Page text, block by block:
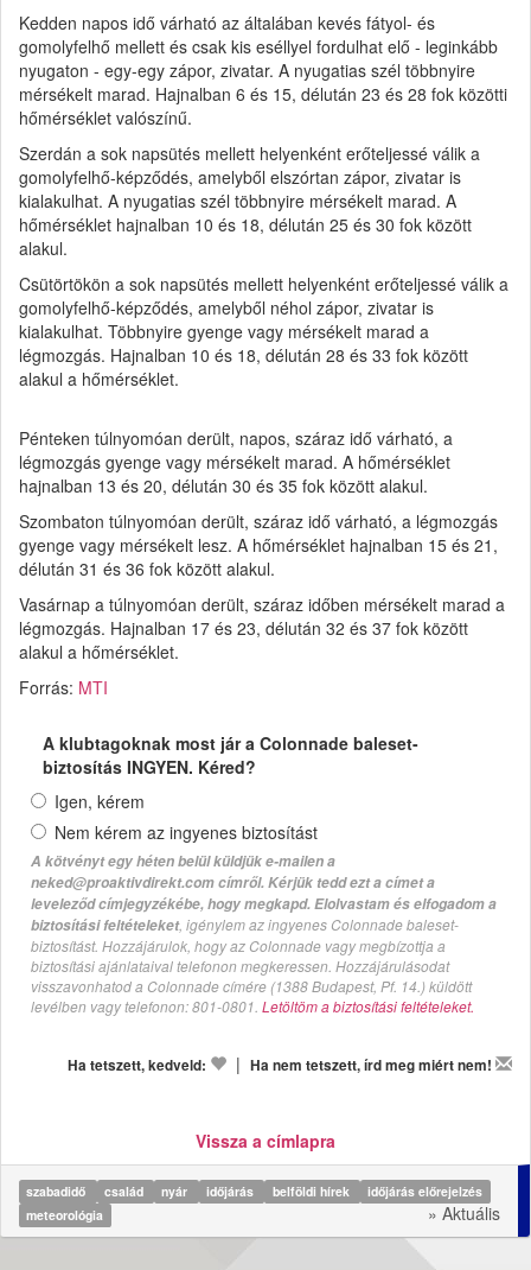
Kedden napos idő várható az általában kevés fátyol- és
gomolyfelhő mellett és csak kis eséllyel fordulhat elő - leginkább
nyugaton - egy-egy zápor, zivatar. A nyugatias szél többnyire
mérsékelt marad. Hajnalban 6 és 15, délután 23 és 28 fok közötti
hőmérséklet valószínű.
Szerdán a sok napsütés mellett helyenként erőteljessé válik a
gomolyfelhő-képződés, amelyből elszórtan zápor, zivatar is
kialakulhat. A nyugatias szél többnyire mérsékelt marad. A
hőmérséklet hajnalban 10 és 18, délután 25 és 30 fok között
alakul.
Csütörtökön a sok napsütés mellett helyenként erőteljessé válik a
gomolyfelhő-képződés, amelyből néhol zápor, zivatar is
kialakulhat. Többnyire gyenge vagy mérsékelt marad a
légmozgás. Hajnalban 10 és 18, délután 28 és 33 fok között
alakul a hőmérséklet.
Pénteken túlnyomóan derült, napos, száraz idő várható, a
légmozgás gyenge vagy mérsékelt marad. A hőmérséklet
hajnalban 13 és 20, délután 30 és 35 fok között alakul.
Szombaton túlnyomóan derült, száraz idő várható, a légmozgás
gyenge vagy mérsékelt lesz. A hőmérséklet hajnalban 15 és 21,
délután 31 és 36 fok között alakul.
Vasárnap a túlnyomóan derült, száraz időben mérsékelt marad a
légmozgás. Hajnalban 17 és 23, délután 32 és 37 fok között
alakul a hőmérséklet.
Forrás: MTI
A klubtagoknak most jár a Colonnade baleset-
biztosítás INGYEN. Kéred?
Igen, kérem
Nem kérem az ingyenes biztosítást
A kötvényt egy héten belül küldjük e-mailen a
neked@proaktivdirekt.com címről. Kérjük tedd ezt a címet a
leveleződ címjegyzékébe, hogy megkapd. Elolvastam és elfogadom a
biztosítási feltételeket, igénylem az ingyenes Colonnade baleset-
biztosítást. Hozzájárulok, hogy az Colonnade vagy megbízottja a
biztosítási ajánlataival telefonon megkeressen. Hozzájárulásodat
visszavonhatod a Colonnade címére (1388 Budapest, Pf. 14.) küldött
levélben vagy telefonon: 801-0801. Letöltöm a biztosítási feltételeket.
Ha tetszett, kedveld: | Ha nem tetszett, írd meg miért nem!
Vissza a címlapra
szabadidő család nyár időjárás belföldi hírek
időjárás előrejelzés
meteorológia
» Aktuális